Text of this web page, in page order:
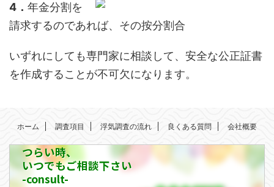
4． 年金分割を
請求するのであれば、その按分割合
いずれにしても専門家に相談して、安全な公正証書
を作成することが不可欠になります。
ホーム 調査項目 浮気調査の流れ 良くある質問 会社概要
つらい時、
いつでもご相談下さい
-consult-